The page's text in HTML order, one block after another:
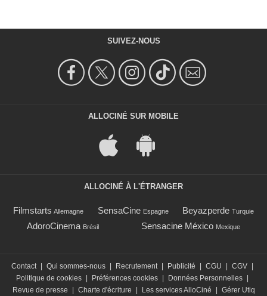
SUIVEZ-NOUS
ALLOCINÉ SUR MOBILE
ALLOCINÉ À L'ÉTRANGER
Filmstarts Allemagne SensaCine Espagne Beyazperde Turquie
AdoroCinema Brésil Sensacine México Mexique
Contact Qui sommes-nous Recrutement Publicité CGU CGV
Politique de cookies
Préférences cookies Données Personnelles
Revue de presse
Charte d'écriture Les services AlloCiné Gérer Utiq